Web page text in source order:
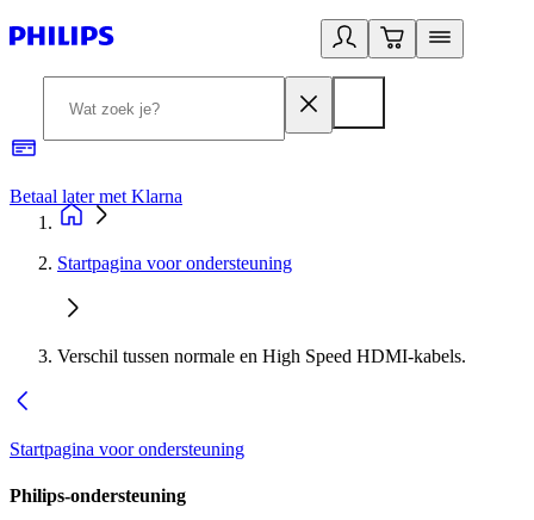
Betaal later met Klarna
Startpagina voor ondersteuning
Verschil tussen normale en High Speed HDMI-kabels.
Startpagina voor ondersteuning
Philips-ondersteuning